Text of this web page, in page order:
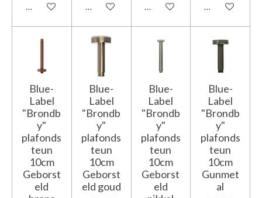
In winkelwagen In winkelwagenIn winkelwagenIn
Blue-
Label
"Brondb
y"
plafonds
teun
10cm
Geborst
eld
Blue-
Label
"Brondb
y"
plafonds
teun
10cm
Geborst
eld goud
Blue-
Label
"Brondb
y"
plafonds
teun
10cm
Geborst
eld
Blue-
Label
"Brondb
y"
plafonds
teun
10cm
Gunmet
al